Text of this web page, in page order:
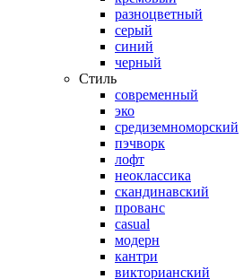
разноцветный
серый
синий
черный
Стиль
современный
эко
средиземноморский
пэчворк
лофт
неоклассика
скандинавский
прованс
casual
модерн
кантри
викторианский